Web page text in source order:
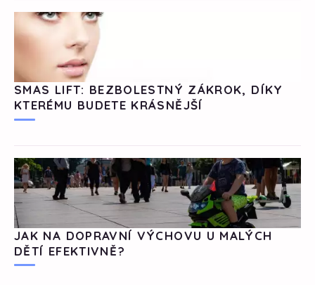
SMAS LIFT: BEZBOLESTNÝ ZÁKROK, DÍKY
KTERÉMU BUDETE KRÁSNĚJŠÍ
JAK NA DOPRAVNÍ VÝCHOVU U MALÝCH
DĚTÍ EFEKTIVNĚ?